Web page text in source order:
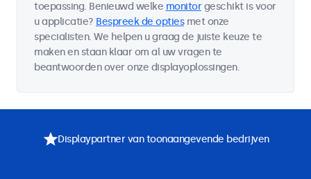
toepassing. Benieuwd welke monitorgeschikt is voor
u applicatie? Bespreek de optiesmet onze
specialisten. We helpen u graag de juiste keuze te
maken en staan klaar om al uw vragen te
beantwoorden over onze displayoplossingen.
Displaypartner van toonaangevende bedrijven